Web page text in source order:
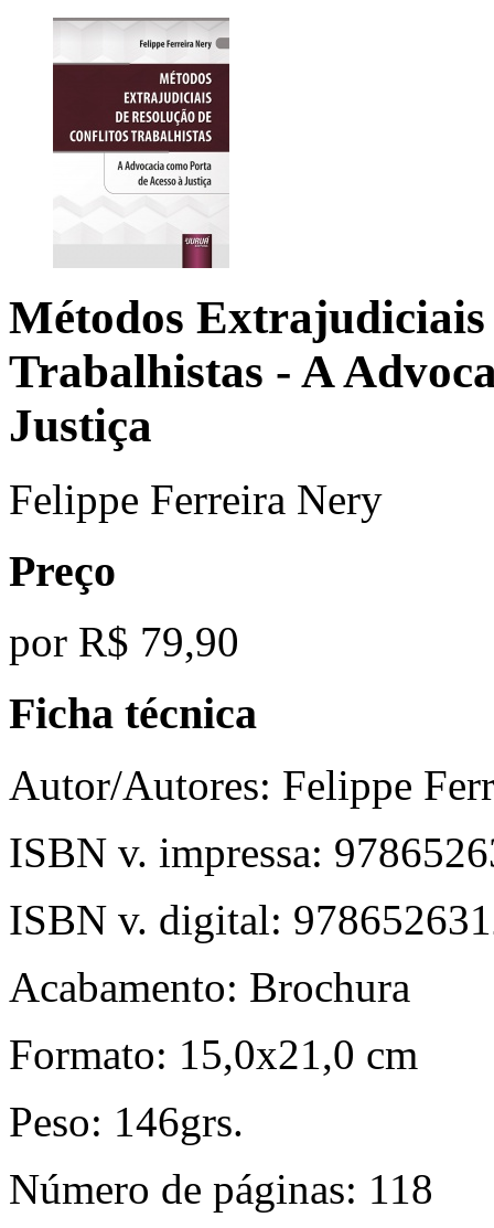
Métodos Extrajudiciais
Trabalhistas - A
Justiça
Felippe Ferreira Nery
Preço
por R$ 79,90
Ficha técnica
Autor/Autores: Felippe
ISBN v. impressa:
ISBN v. digital:
Acabamento: Brochura
Formato: 15,0x21,0 cm
Peso: 146grs.
Número de páginas: 118